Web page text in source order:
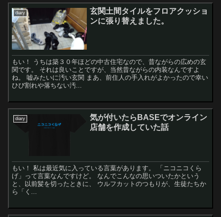
diary
玄関土間タイルをフロアクッショ
ンに張り替えました。
もい！ うちは築３０年ほどの中古住宅なので、昔ながらの広めの玄
関です。 それは良いことですが、当然昔ながらの内装なんですよ
ね。 嘘みたいに汚い玄関 まあ、前住人の手入れがよかったので幸い
ひび割れや落ちない汚...
diary
気が付いたらBASEでオンライン
店舗を作成していた話
もい！ 私は最近気に入っている言葉があります。 「ニコニコくら
げ」って言葉なんですけど。 なんでこんなの思いついたかという
と、以前髪を切ったときに、 ウルフカットのつもりが、生徒たちか
ら「く...